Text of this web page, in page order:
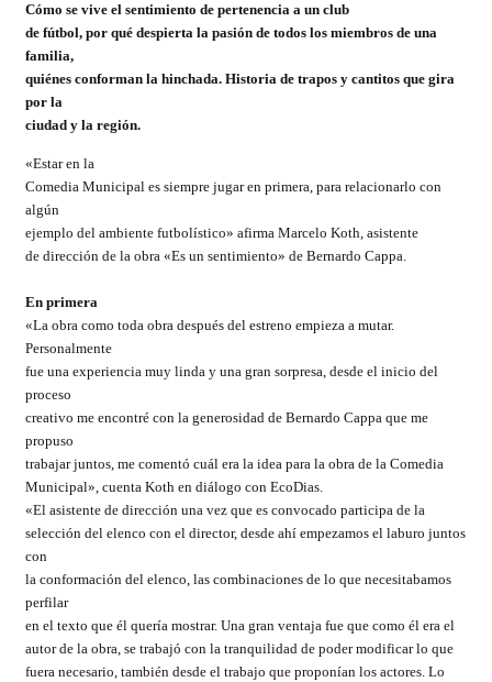
Cómo se vive el sentimiento de pertenencia a un club
de fútbol, por qué despierta la pasión de todos los miembros de una
familia,
quiénes conforman la hinchada. Historia de trapos y cantitos que gira
por la
ciudad y la región.
«Estar en la
Comedia Municipal es siempre jugar en primera, para relacionarlo con
algún
ejemplo del ambiente futbolístico» afirma Marcelo Koth, asistente
de dirección de la obra «Es un sentimiento» de Bernardo Cappa.
En primera
«La obra como toda obra después del estreno empieza a mutar.
Personalmente
fue una experiencia muy linda y una gran sorpresa, desde el inicio del
proceso
creativo me encontré con la generosidad de Bernardo Cappa que me
propuso
trabajar juntos, me comentó cuál era la idea para la obra de la Comedia
Municipal», cuenta Koth en diálogo con EcoDias.
«El asistente de dirección una vez que es convocado participa de la
selección del elenco con el director, desde ahí empezamos el laburo juntos
con
la conformación del elenco, las combinaciones de lo que necesitabamos
perfilar
en el texto que él quería mostrar. Una gran ventaja fue que como él era el
autor de la obra, se trabajó con la tranquilidad de poder modificar lo que
fuera necesario, también desde el trabajo que proponían los actores. Lo